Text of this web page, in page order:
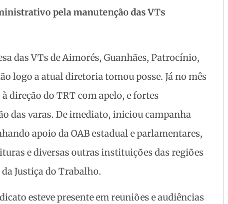
pela manutenção das VTs
das VTs de Aimorés, Guanhães, Patrocínio,
logo a atual diretoria tomou posse. Já no mês
direção do TRT com apelo, e fortes
das varas. De imediato, iniciou campanha
apoio da OAB estadual e parlamentares,
e diversas outras instituições das regiões
Justiça do Trabalho.
esteve presente em reuniões e audiências